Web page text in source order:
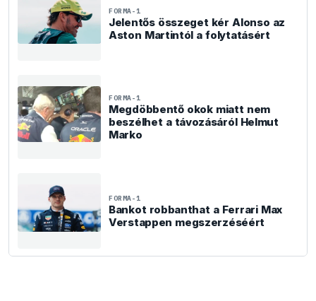
FORMA-1
Jelentős összeget kér Alonso az
Aston Martintól a folytatásért
FORMA-1
Megdöbbentő okok miatt nem
beszélhet a távozásáról Helmut
Marko
FORMA-1
Bankot robbanthat a Ferrari Max
Verstappen megszerzéséért